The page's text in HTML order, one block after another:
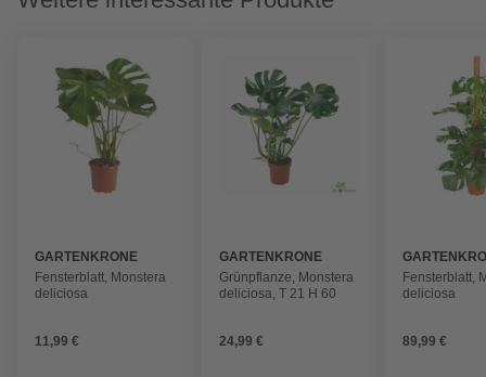
GARTENKRONE
Fensterblatt, Monstera
deliciosa
11,99 €
GARTENKRONE
Grünpflanze, Monstera
deliciosa, T 21 H 60
24,99 €
Fensterblatt,
deliciosa
89,99 €